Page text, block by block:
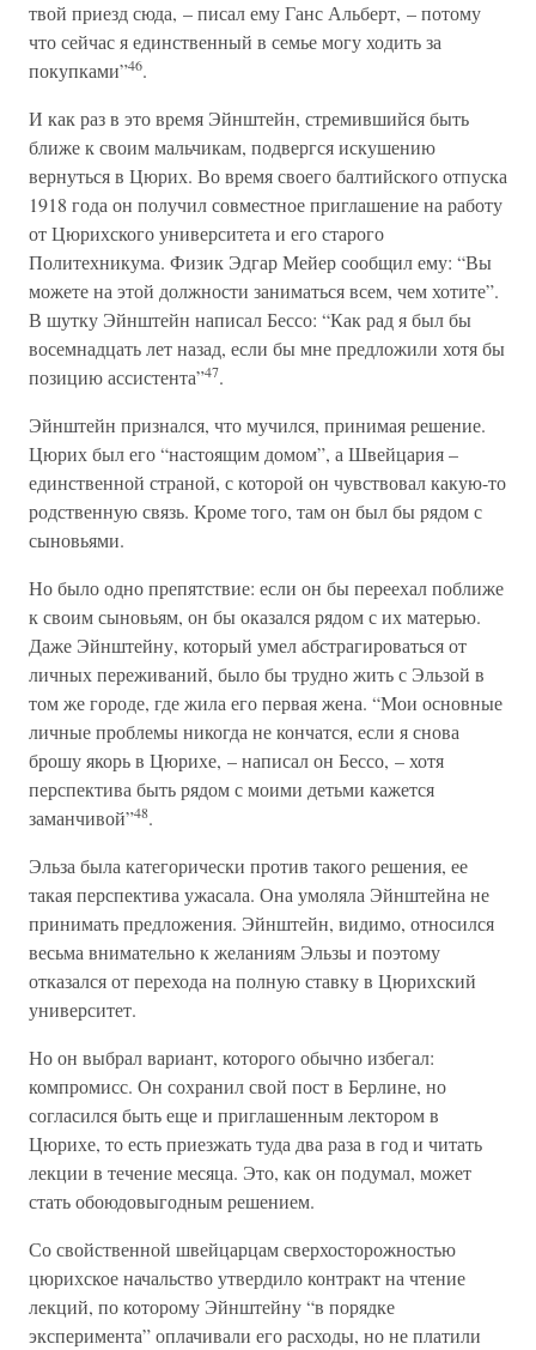
твой приезд сюда, – писал ему Ганс Альберт, – потому
что сейчас я единственный в семье могу ходить за
покупками”46.
И как раз в это время Эйнштейн, стремившийся быть
ближе к своим мальчикам, подвергся искушению
вернуться в Цюрих. Во время своего балтийского отпуска
1918 года он получил совместное приглашение на работу
от Цюрихского университета и его старого
Политехникума. Физик Эдгар Мейер сообщил ему: “Вы
можете на этой должности заниматься всем, чем хотите”.
В шутку Эйнштейн написал Бессо: “Как рад я был бы
восемнадцать лет назад, если бы мне предложили хотя бы
позицию ассистента”47.
Эйнштейн признался, что мучился, принимая решение.
Цюрих был его “настоящим домом”, а Швейцария –
единственной страной, с которой он чувствовал какую-то
родственную связь. Кроме того, там он был бы рядом с
сыновьями.
Но было одно препятствие: если он бы переехал поближе
к своим сыновьям, он бы оказался рядом с их матерью.
Даже Эйнштейну, который умел абстрагироваться от
личных переживаний, было бы трудно жить с Эльзой в
том же городе, где жила его первая жена. “Мои основные
личные проблемы никогда не кончатся, если я снова
брошу якорь в Цюрихе, – написал он Бессо, – хотя
перспектива быть рядом с моими детьми кажется
заманчивой”48.
Эльза была категорически против такого решения, ее
такая перспектива ужасала. Она умоляла Эйнштейна не
принимать предложения. Эйнштейн, видимо, относился
весьма внимательно к желаниям Эльзы и поэтому
отказался от перехода на полную ставку в Цюрихский
университет.
Но он выбрал вариант, которого обычно избегал:
компромисс. Он сохранил свой пост в Берлине, но
согласился быть еще и приглашенным лектором в
Цюрихе, то есть приезжать туда два раза в год и читать
лекции в течение месяца. Это, как он подумал, может
стать обоюдовыгодным решением.
Со свойственной швейцарцам сверхосторожностью
цюрихское начальство утвердило контракт на чтение
лекций, по которому Эйнштейну “в порядке
эксперимента” оплачивали его расходы, но не платили